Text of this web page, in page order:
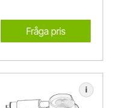
Fråga pris
i